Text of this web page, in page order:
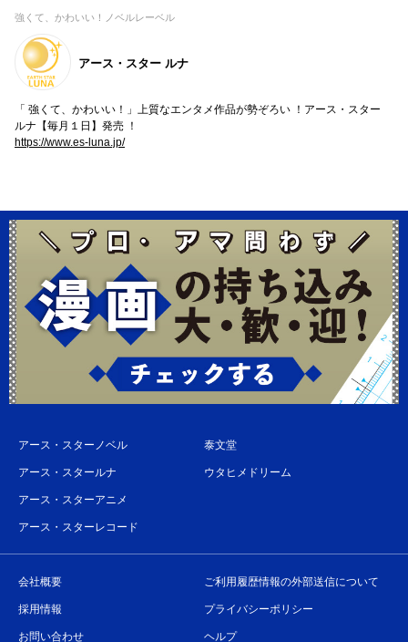
強くて、かわいい！ノベルレーベル
アース・スター ルナ
「 強くて、かわいい！」上質なエンタメ作品が勢ぞろい ！アース・スター
ルナ【毎月１日】発売 ！
https://www.es-luna.jp/
アース・スターノベル
アース・スタールナ
アース・スターアニメ
アース・スターレコード
泰文堂
ウタヒメドリーム
会社概要
採用情報
お問い合わせ
ご利用履歴情報の外部送信について
プライバシーポリシー
ヘルプ